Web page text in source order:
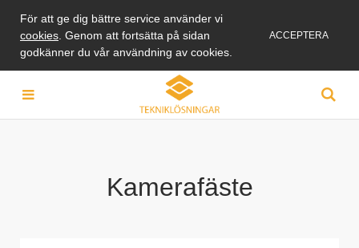
För att ge dig bättre service använder vi
cookies . Genom att fortsätta på sidan
godkänner du vår användning av cookies.
ACCEPTERA
Kamerafäste